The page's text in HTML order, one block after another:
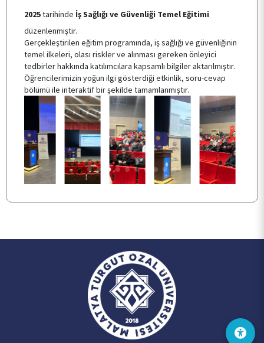
2025tarihinde İş Sağlığı ve Güvenliği Temel Eğitimi
düzenlenmiştir.
Gerçekleştirilen eğitim programında, iş sağlığı ve güvenliğinin
temel ilkeleri, olası riskler ve alınması gereken önleyici
tedbirler hakkında katılımcılara kapsamlı bilgiler aktarılmıştır.
Öğrencilerimizin yoğun ilgi gösterdiği etkinlik, soru-cevap
bölümü ile interaktif bir şekilde tamamlanmıştır.